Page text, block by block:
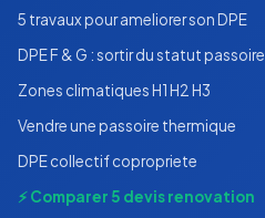
5 travaux pour ameliorer son DPE
DPE F & G : sortir du statut passoire
Zones climatiques H1 H2 H3
Vendre une passoire thermique
DPE collectif copropriete
⚡ Comparer 5 devis renovation